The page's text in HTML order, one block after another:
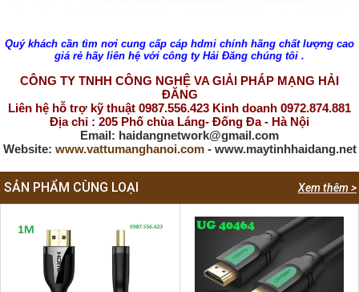
Quý khách cần tìm nơi cung cấp cáp hdmi chính hãng chất lượng cao
giá rẻ hãy liên hệ với công ty Hải Đăng chúng tôi .
CÔNG TY TNHH CÔNG NGHỆ VA GIẢI PHÁP MẠNG HẢI
ĐĂNG
Liên hệ hỗ trợ kỹ thuật 0987.556.423 Kinh doanh 0972.874.881
Địa chỉ : 205 Phố chùa Láng- Đống Đa - Hà Nội
Email: haidangnetwork@gmail.com
Website: www.vattumanghanoi.com- www.maytinhhaidang.net
Xem thêm >
SẢN PHẨM CÙNG LOẠI